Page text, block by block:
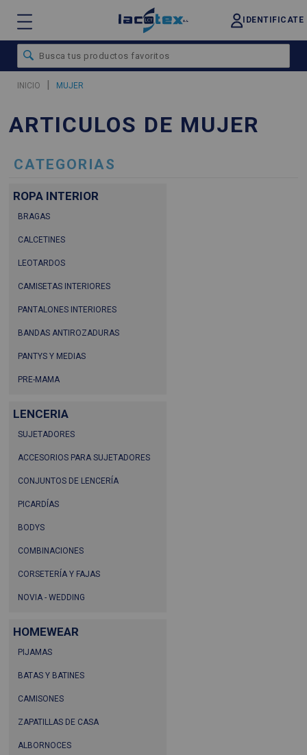
IDENTIFICATE
INICIO | MUJER
ARTICULOS DE MUJER
CATEGORIAS
ROPA INTERIOR
BRAGAS
CALCETINES
LEOTARDOS
CAMISETAS INTERIORES
PANTALONES INTERIORES
BANDAS ANTIROZADURAS
PANTYS Y MEDIAS
PRE-MAMA
LENCERIA
SUJETADORES
ACCESORIOS PARA SUJETADORES
CONJUNTOS DE LENCERÍA
PICARDÍAS
BODYS
COMBINACIONES
CORSETERÍA Y FAJAS
NOVIA - WEDDING
HOMEWEAR
PIJAMAS
BATAS Y BATINES
CAMISONES
ZAPATILLAS DE CASA
ALBORNOCES